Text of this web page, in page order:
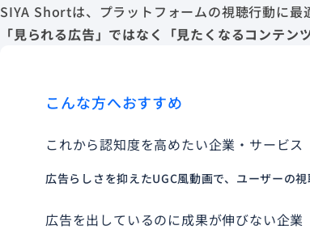
SIYA Shortは、プラットフォームの視聴行動に最
「見られる広告」ではなく「見たくなるコンテン
こんな方へおすすめ
これから認知度を高めたい企業・サービス
広告らしさを抑えたUGC風動画で、ユーザーの
広告を出しているのに成果が伸びない企業